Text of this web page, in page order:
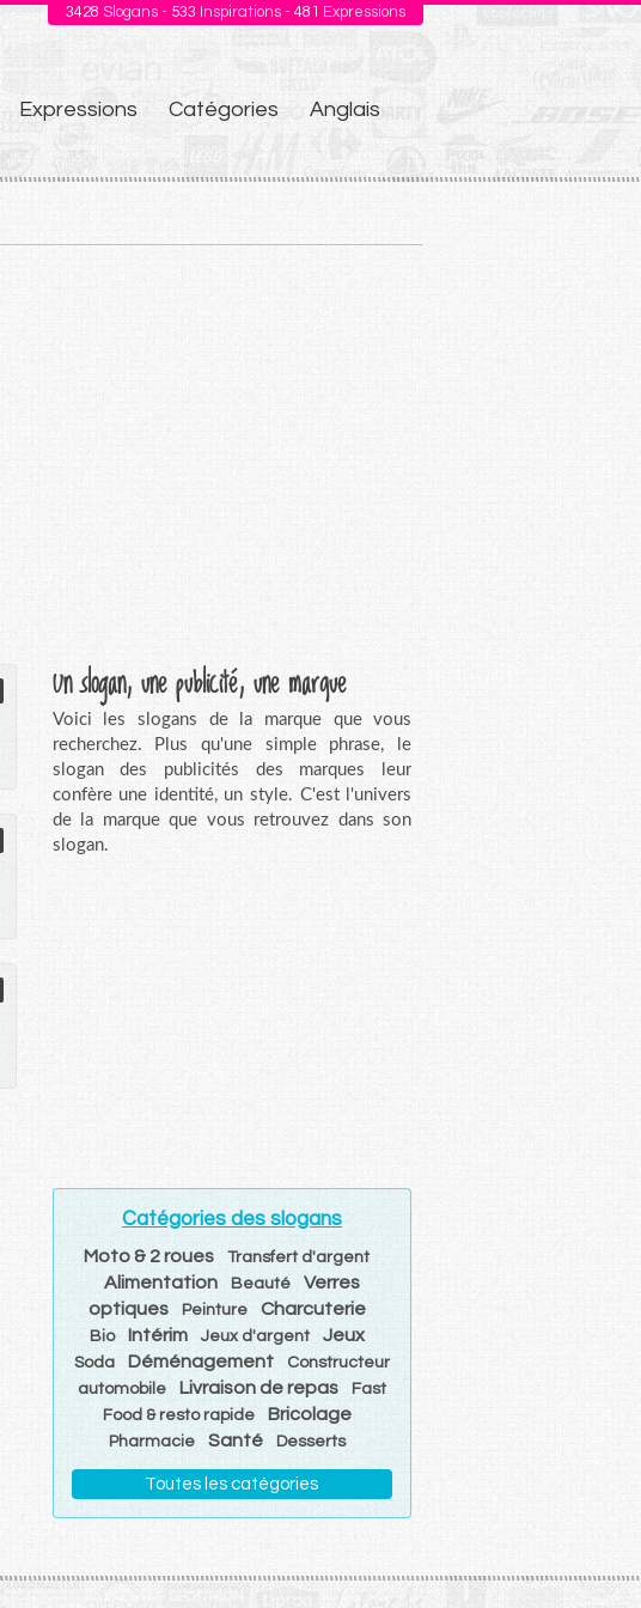
3428 Slogans - 533 Inspirations - 481 Expressions
Expressions Catégories Anglais
Un slogan, une publicité, une marque
Voici les slogans de la marque que vous
recherchez. Plus qu'une simple phrase, le
slogan des publicités des marques leur
confère une identité, un style. C'est l'univers
de la marque que vous retrouvez dans son
slogan.
Catégories des slogans
Moto & 2 roues Transfert d'argent
Alimentation Beauté
Verres
optiques
Peinture Charcuterie
Bio Intérim Jeux d'argent Jeux
Soda Déménagement
Constructeur
automobile
Livraison de repas
Fast
Food & resto rapide
Bricolage
Pharmacie Santé Desserts
Toutes les catégories